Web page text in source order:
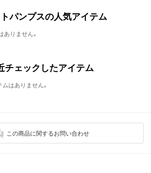
パンプスの人気アイテム
りません。
チェックしたアイテム
はありません。
この商品に関するお問い合わせ